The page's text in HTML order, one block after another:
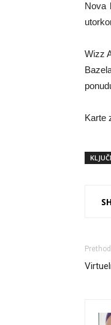
Nova
Wizz
Karte